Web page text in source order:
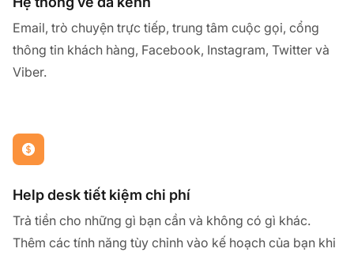
Email, trò chuyện trực tiếp, trung tâm cuộc gọi, cổng
thông tin khách hàng, Facebook, Instagram, Twitter và
Viber.
Help desk tiết kiệm chi phí
Trả tiền cho những gì bạn cần và không có gì khác.
Thêm các tính năng tùy chỉnh vào kế hoạch của bạn khi